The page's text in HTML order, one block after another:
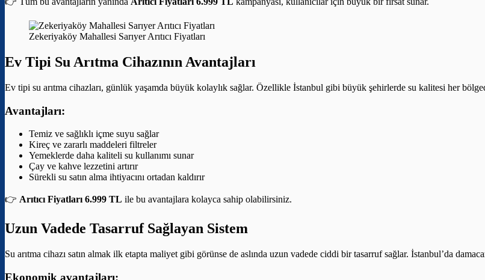
Zekeriyaköy Mahallesi Sarıyer Arıtıcı Fiyatları
Ev Tipi Su Arıtma Cihazının Avantajları
Ev tipi su arıtma cihazları, günlük yaşamda büyük kolaylık sağlar. Özellikle İstanbul gibi büyük şehirlerde su kalitesi her
Avantajları:
Temiz ve sağlıklı içme suyu sağlar
Kireç ve zararlı maddeleri filtreler
Yemeklerde daha kaliteli su kullanımı sunar
Çay ve kahve lezzetini artırır
Sürekli su satın alma ihtiyacını ortadan kaldırır
👉 Arıtıcı Fiyatları 6.999 TL ile bu avantajlara kolayca sahip olabilirsiniz.
Uzun Vadede Tasarruf Sağlayan Sistem
Su arıtma cihazı satın almak ilk etapta maliyet gibi görünse de aslında uzun vadede ciddi bir tasarruf sağlar. İstanbul’da
Ekonomik avantajları: